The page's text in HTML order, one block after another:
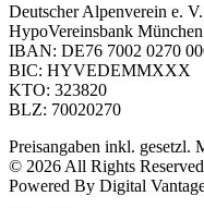
Deutscher Alpenverein e.
HypoVereinsbank München
IBAN: DE76 7002 0270
BIC: HYVEDEMMXXX
KTO: 323820
BLZ: 70020270
Preisangaben inkl. gesetzl.
© 2026 All Rights
Powered By Digital